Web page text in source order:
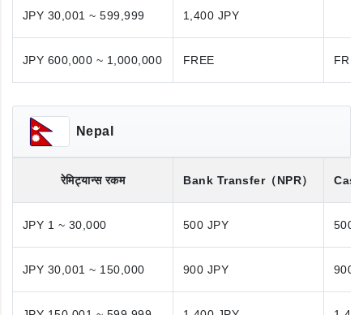
JPY 30,001 ~ 599,999
1,400 JPY
JPY 600,000 ~ 1,000,000 FREE
Nepal
रेमिट्यान्स रकम Bank Transfer（NPR）
JPY 1 ~ 30,000 500 JPY 500
JPY 30,001 ~ 150,000 900 JPY 900